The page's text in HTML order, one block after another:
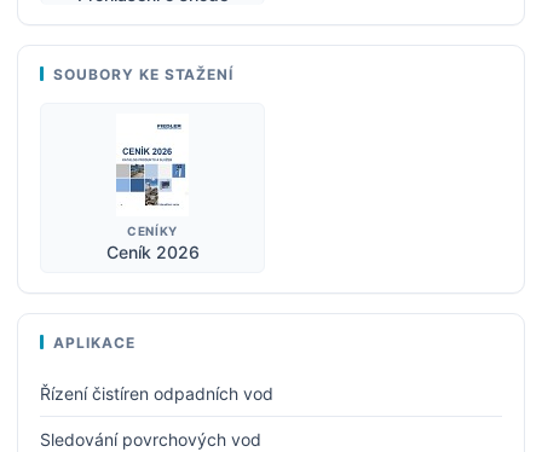
SOUBORY KE STAŽENÍ
CENÍKY
Ceník 2026
APLIKACE
Řízení čistíren odpadních vod
Sledování povrchových vod